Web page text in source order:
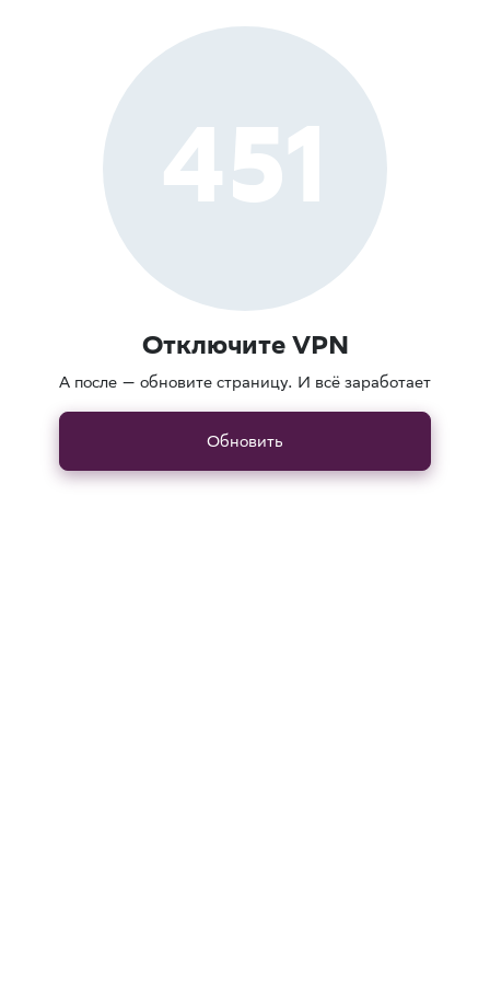
451
Отключите VPN
А после — обновите страницу. И всё заработает
Обновить